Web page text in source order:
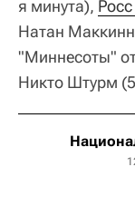
я минута),
Натан
"Миннесоты"
Никто Штурм